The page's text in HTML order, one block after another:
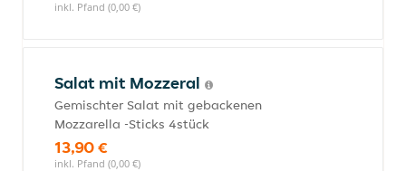
inkl. Pfand (0,00 €)
Salat mit Mozzeral
Gemischter Salat mit gebackenen
Mozzarella -Sticks 4stück
13,90 €
inkl. Pfand (0,00 €)